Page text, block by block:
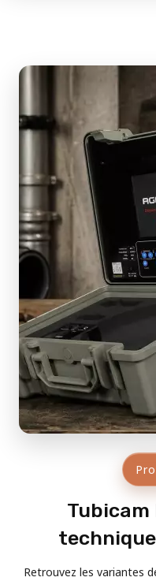
Tubicam
Retrouvez les variantes